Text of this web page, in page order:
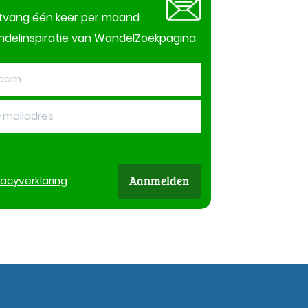
één keer per maand
van WandelZoekpagina
verklaring Aanmelden